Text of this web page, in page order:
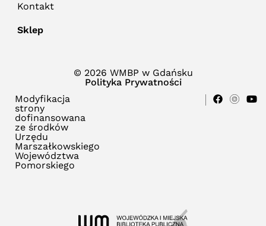
Kontakt
Sklep
© 2026 WMBP w Gdańsku
Polityka Prywatności
Modyfikacja
strony
dofinansowana
ze środków
Urzędu
Marszałkowskiego
Województwa
Pomorskiego